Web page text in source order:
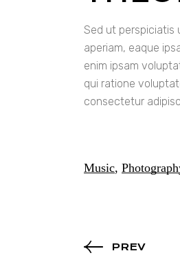
Sed ut perspiciatis
aperiam, eaque
enim ipsam
qui ratione
consectetur
Music,
PREV